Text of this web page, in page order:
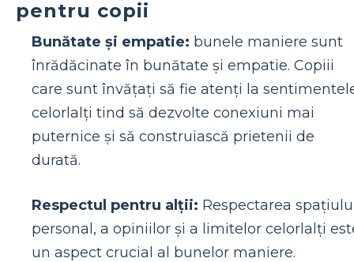
pentru copii
Bunătate și empatie: bunele maniere sunt
înrădăcinate în bunătate și empatie. Copiii
care sunt învățați să fie atenți la
celorlalți tind să dezvolte conexiuni mai
puternice și să construiască prietenii de
durată.
Respectul pentru alții: Respectarea
personal, a opiniilor și a limitelor celorlalți
un aspect crucial al bunelor maniere.